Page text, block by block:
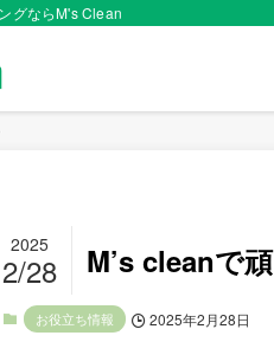
グならM's Clean
M’s cleanで
2025
2/28
お役立ち情報 2025年2月28日